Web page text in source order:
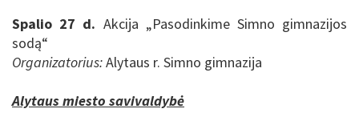
Spalio 27 d. Akcija „Pasodinkime Simno gimnazijos
sodą“
Organizatorius:Alytaus r. Simno gimnazija
Alytaus miesto savivaldybė